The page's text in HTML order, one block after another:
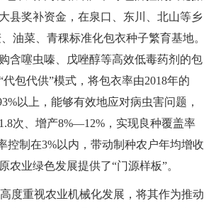
县奖补资金，在泉口、东川、北山等乡
油菜、青稞标准化包衣种子繁育基地。
含噻虫嗪、戊唑醇等高效低毒药剂的包
包代供”模式，将包衣率由2018年的
以上，能够有效地应对病虫害问题，
次、增产8%—12%，实现良种覆盖率
控制在3%以内，带动制种农户年均增收
农业绿色发展提供了“门源样板”。
度重视农业机械化发展，将其作为推动